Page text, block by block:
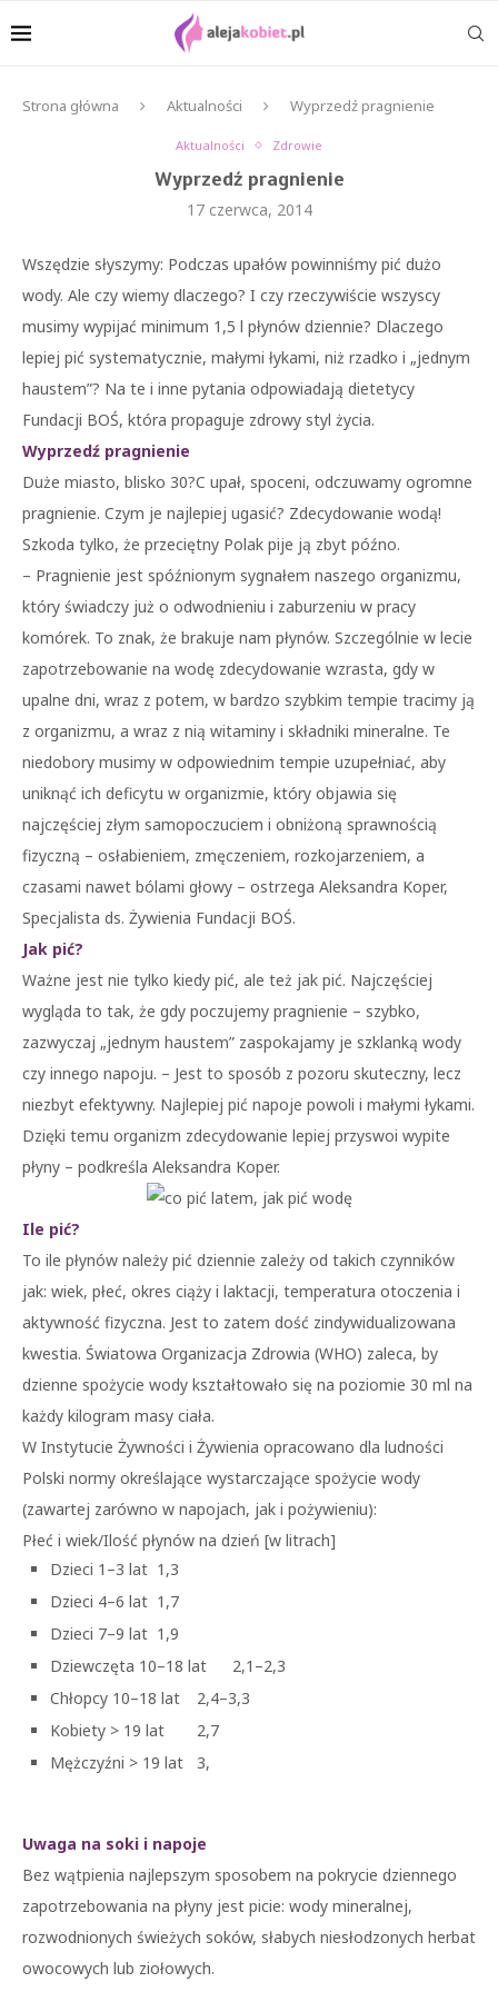
Strona główna Aktualności Wyprzedź pragnienie
Aktualności Zdrowie
Wyprzedź pragnienie
17 czerwca, 2014
Wszędzie słyszymy: Podczas upałów powinniśmy pić dużo
wody. Ale czy wiemy dlaczego? I czy rzeczywiście wszyscy
musimy wypijać minimum 1,5 l płynów dziennie? Dlaczego
lepiej pić systematycznie, małymi łykami, niż rzadko i „jednym
haustem”? Na te i inne pytania odpowiadają dietetycy
Fundacji BOŚ, która propaguje zdrowy styl życia.
Wyprzedź pragnienie
Duże miasto, blisko 30?C upał, spoceni, odczuwamy ogromne
pragnienie. Czym je najlepiej ugasić? Zdecydowanie wodą!
Szkoda tylko, że przeciętny Polak pije ją zbyt późno.
– Pragnienie jest spóźnionym sygnałem naszego organizmu,
który świadczy już o odwodnieniu i zaburzeniu w pracy
komórek. To znak, że brakuje nam płynów. Szczególnie w lecie
zapotrzebowanie na wodę zdecydowanie wzrasta, gdy w
upalne dni, wraz z potem, w bardzo szybkim tempie tracimy ją
z organizmu, a wraz z nią witaminy i składniki mineralne. Te
niedobory musimy w odpowiednim tempie uzupełniać, aby
uniknąć ich deficytu w organizmie, który objawia się
najczęściej złym samopoczuciem i obniżoną sprawnością
fizyczną – osłabieniem, zmęczeniem, rozkojarzeniem, a
czasami nawet bólami głowy – ostrzega Aleksandra Koper,
Specjalista ds. Żywienia Fundacji BOŚ.
Jak pić?
Ważne jest nie tylko kiedy pić, ale też jak pić. Najczęściej
wygląda to tak, że gdy poczujemy pragnienie – szybko,
zazwyczaj „jednym haustem” zaspokajamy je szklanką wody
czy innego napoju. – Jest to sposób z pozoru skuteczny, lecz
niezbyt efektywny. Najlepiej pić napoje powoli i małymi łykami.
Dzięki temu organizm zdecydowanie lepiej przyswoi wypite
płyny – podkreśla Aleksandra Koper.
Ile pić?
To ile płynów należy pić dziennie zależy od takich czynników
jak: wiek, płeć, okres ciąży i laktacji, temperatura otoczenia i
aktywność fizyczna. Jest to zatem dość zindywidualizowana
kwestia. Światowa Organizacja Zdrowia (WHO) zaleca, by
dzienne spożycie wody kształtowało się na poziomie 30 ml na
każdy kilogram masy ciała.
W Instytucie Żywności i Żywienia opracowano dla ludności
Polski normy określające wystarczające spożycie wody
(zawartej zarówno w napojach, jak i pożywieniu):
Płeć i wiek/Ilość płynów na dzień [w litrach]
Dzieci 1–3 lat 1,3
Dzieci 4–6 lat 1,7
Dzieci 7–9 lat 1,9
Dziewczęta 10–18 lat
2,1–2,3
Chłopcy 10–18 lat
2,4–3,3
Kobiety > 19 lat
2,7
Mężczyźni > 19 lat
3,
Uwaga na soki i napoje
Bez wątpienia najlepszym sposobem na pokrycie dziennego
zapotrzebowania na płyny jest picie: wody mineralnej,
rozwodnionych świeżych soków, słabych niesłodzonych herbat
owocowych lub ziołowych.